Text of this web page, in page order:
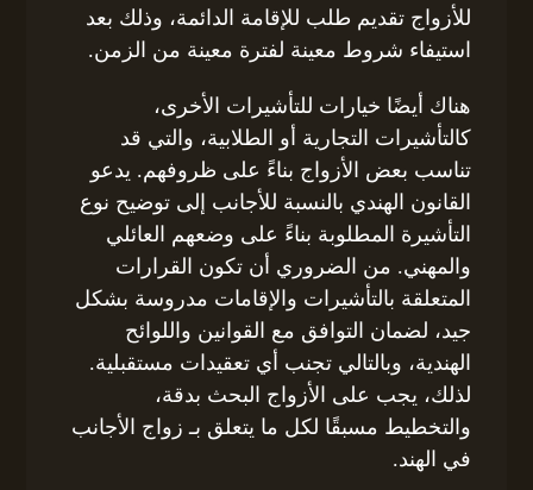
للأزواج تقديم طلب للإقامة الدائمة، وذلك بعد
استيفاء شروط معينة لفترة معينة من الزمن.
هناك أيضًا خيارات للتأشيرات الأخرى،
كالتأشيرات التجارية أو الطلابية، والتي قد
تناسب بعض الأزواج بناءً على ظروفهم. يدعو
القانون الهندي بالنسبة للأجانب إلى توضيح نوع
التأشيرة المطلوبة بناءً على وضعهم العائلي
والمهني. من الضروري أن تكون القرارات
المتعلقة بالتأشيرات والإقامات مدروسة بشكل
جيد، لضمان التوافق مع القوانين واللوائح
الهندية، وبالتالي تجنب أي تعقيدات مستقبلية.
لذلك، يجب على الأزواج البحث بدقة،
والتخطيط مسبقًا لكل ما يتعلق بـ زواج الأجانب
في الهند.